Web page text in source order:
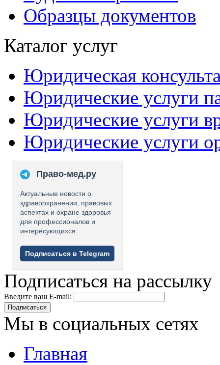
Образцы документов
Каталог услуг
Юридическая
Юридические услуги
Юридические услуги
Юридические услуги
Право-мед.ру
Актуальные новости о
здравоохранении, правовых
аспектах и охране здоровья
для профессионалов и
интересующихся
Подписаться в Telegram
Подписаться на рассылку
Введите ваш E-mail:
Подписаться
Мы в социальных сетях
Главная